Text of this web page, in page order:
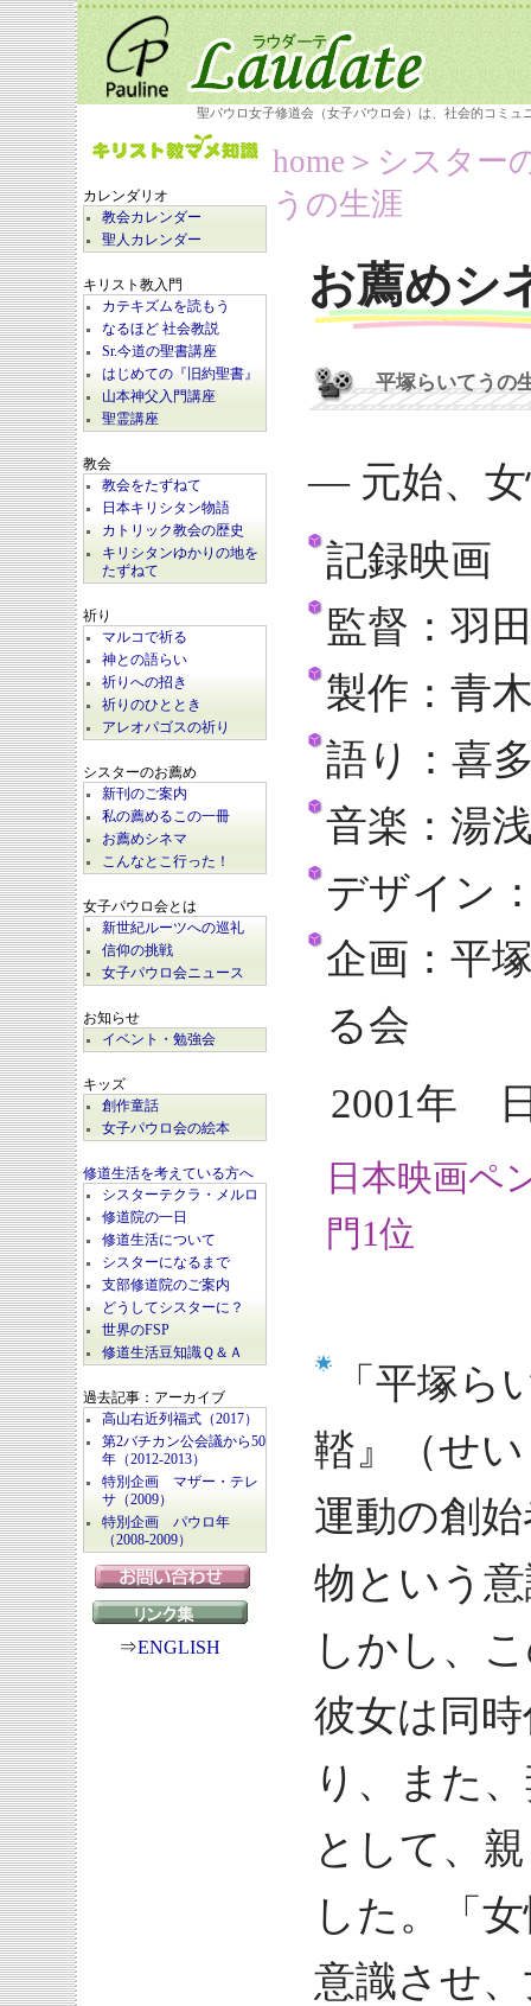
聖パウロ女子修道会（女子パウロ会）は、社会的コミ
カレンダリオ
教会カレンダー
聖人カレンダー
キリスト教入門
カテキズムを読もう
なるほど 社会教説
Sr.今道の聖書講座
はじめての『旧約聖書』
山本神父入門講座
聖霊講座
教会
教会をたずねて
日本キリシタン物語
カトリック教会の歴史
キリシタンゆかりの地を
たずねて
祈り
マルコで祈る
神との語らい
祈りへの招き
祈りのひととき
アレオパゴスの祈り
シスターのお薦め
新刊のご案内
私の薦めるこの一冊
お薦めシネマ
こんなとこ行った！
女子パウロ会とは
新世紀ルーツへの巡礼
信仰の挑戦
女子パウロ会ニュース
お知らせ
イベント・勉強会
キッズ
創作童話
女子パウロ会の絵本
修道生活を考えている方へ
シスターテクラ・メルロ
修道院の一日
修道生活について
シスターになるまで
支部修道院のご案内
どうしてシスターに？
世界のFSP
修道生活豆知識Ｑ＆Ａ
過去記事：アーカイブ
高山右近列福式（2017）
第2バチカン公会議から50
年（2012-2013）
特別企画 マザー・テレ
サ（2009）
特別企画 パウロ年
（2008-2009）
⇒ENGLISH
home ＞シスター
うの生涯
お薦めシ
平塚らいてうの
― 元始、
記録映画
監督：羽
製作：青
語り：喜
音楽：湯
デザイン
企画：平
る会
2001年
日本映画ペ
門1位
「平塚
鞜』（せ
運動の創
物という
しかし、
彼女は同
り、また
として、
した。「
意識させ